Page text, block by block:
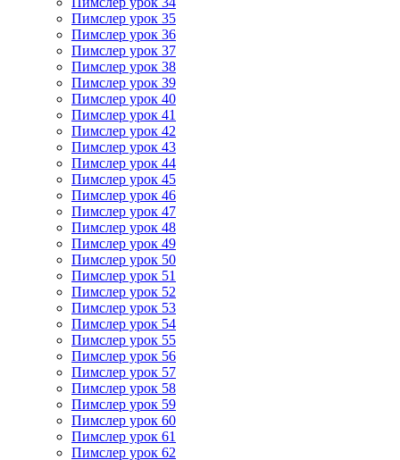
Пимслер урок 35
Пимслер урок 36
Пимслер урок 37
Пимслер урок 38
Пимслер урок 39
Пимслер урок 40
Пимслер урок 41
Пимслер урок 42
Пимслер урок 43
Пимслер урок 44
Пимслер урок 45
Пимслер урок 46
Пимслер урок 47
Пимслер урок 48
Пимслер урок 49
Пимслер урок 50
Пимслер урок 51
Пимслер урок 52
Пимслер урок 53
Пимслер урок 54
Пимслер урок 55
Пимслер урок 56
Пимслер урок 57
Пимслер урок 58
Пимслер урок 59
Пимслер урок 60
Пимслер урок 61
Пимслер урок 62